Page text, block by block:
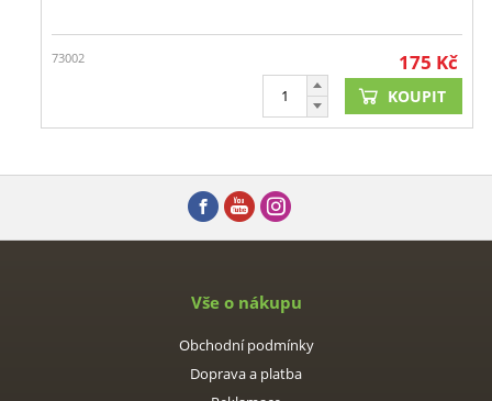
73002 175 Kč
KOUPIT
Vše o nákupu
Obchodní podmínky
Doprava a platba